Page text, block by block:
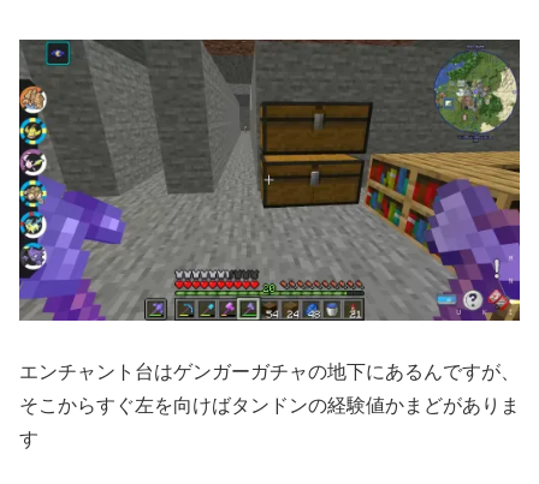
エンチャント台はゲンガーガチャの地下にあるんですが、
そこからすぐ左を向けばタンドンの経験値かまどがありま
す